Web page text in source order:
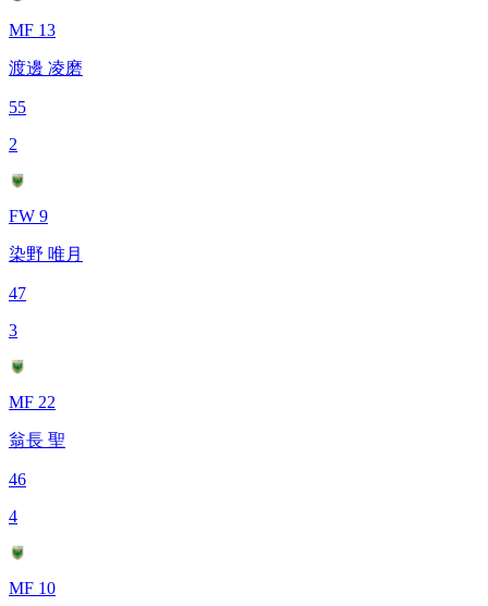
MF 13
渡邊 凌磨
55
2
FW 9
染野 唯月
47
3
MF 22
翁長 聖
46
4
MF 10